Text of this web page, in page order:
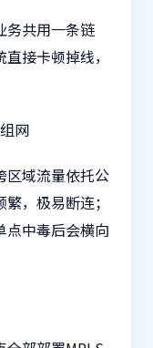
务共用一条链
接卡顿掉线，
网
区域流量依托公
，极易断连；
点中毒后会横向